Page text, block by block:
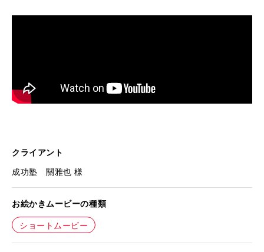
クライアント
成功塾 關雅也 様
お絵かきムービーの種類
ショートムービー